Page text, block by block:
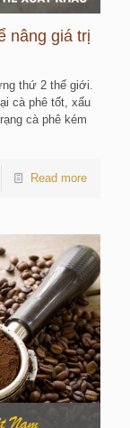
nâng giá trị
thứ 2 thế giới.
cà phê tốt, xấu
cà phê kém
Read more